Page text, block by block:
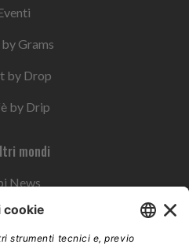
Grams
by Drop
by Drip
mondi
News